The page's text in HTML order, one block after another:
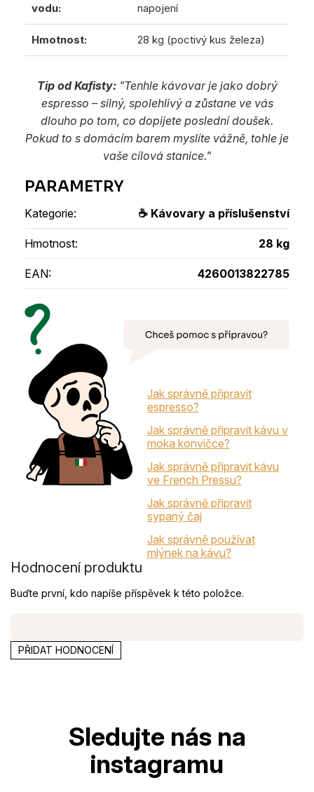
vodu:
napojení
Hmotnost: 28 kg (poctivý kus železa)
Tip od Kafisty:"Tenhle kávovar je jako dobrý
espresso – silný, spolehlivý a zůstane ve vás
dlouho po tom, co dopijete poslední doušek.
Pokud to s domácím barem myslíte vážně, tohle je
vaše cílová stanice."
Kategorie: ☕ Kávovary a příslušenství
Hmotnost: 28 kg
EAN: 4260013822785
Jak správně připravit
espresso?
Jak správně připravit kávu v
moka konvičce?
Jak správně připravit kávu
ve French Pressu?
Jak správně připravit
sypaný čaj
Jak správně používat
mlýnek na kávu?
Hodnocení produktu
Buďte první, kdo napíše příspěvek k této položce.
PŘIDAT HODNOCENÍ